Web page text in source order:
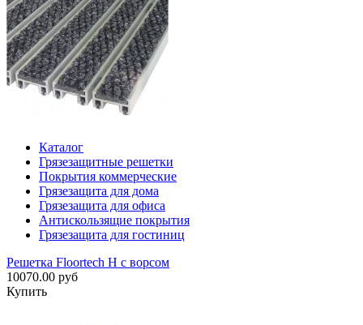
Каталог
Грязезащитные решетки
Покрытия коммерческие
Грязезащита для дома
Грязезащита для офиса
Антискользящие покрытия
Грязезащита для гостиниц
Решетка Floortech H с ворсом
10070.00 руб
Купить